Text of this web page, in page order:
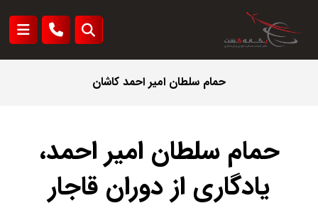
حمام سلطان امیر احمد کاشان
حمام سلطان امیر احمد،
یادگاری از دوران قاجار